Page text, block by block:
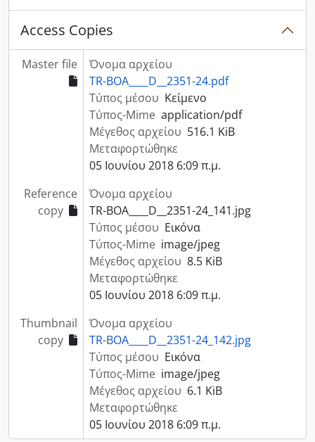
Access Copies
Master file
Όνομα αρχείου
TR-BOA____D__2351-24.pdf
Τύπος μέσου Κείμενο
Τύπος-Mime application/pdf
Μέγεθος αρχείου 516.1 KiB
Μεταφορτώθηκε
05 Ιουνίου 2018 6:09 π.μ.
Reference
copy
Όνομα αρχείου
TR-BOA____D__2351-24_141.jpg
Τύπος μέσου Εικόνα
Τύπος-Mime image/jpeg
Μέγεθος αρχείου 8.5 KiB
Μεταφορτώθηκε
05 Ιουνίου 2018 6:09 π.μ.
Thumbnail
copy
Όνομα αρχείου
TR-BOA____D__2351-24_142.jpg
Τύπος μέσου Εικόνα
Τύπος-Mime image/jpeg
Μέγεθος αρχείου 6.1 KiB
Μεταφορτώθηκε
05 Ιουνίου 2018 6:09 π.μ.